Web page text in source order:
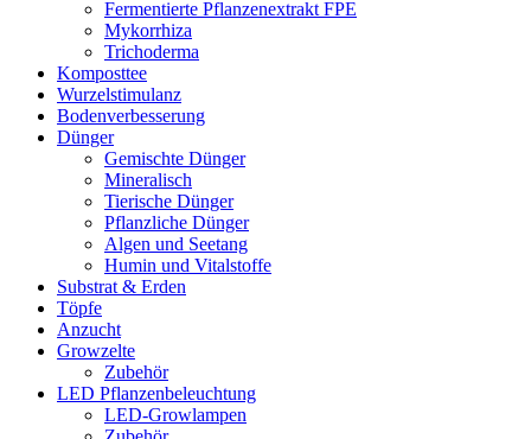
Fermentierte Pflanzenextrakt FPE
Mykorrhiza
Trichoderma
Komposttee
Wurzelstimulanz
Bodenverbesserung
Dünger
Gemischte Dünger
Mineralisch
Tierische Dünger
Pflanzliche Dünger
Algen und Seetang
Humin und Vitalstoffe
Substrat & Erden
Töpfe
Anzucht
Growzelte
Zubehör
LED Pflanzenbeleuchtung
LED-Growlampen